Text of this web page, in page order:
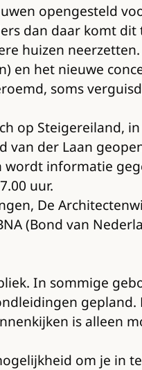
opengesteld
dan daar komt
huizen neerzetten.
en het nieuwe
soms
op Steigereiland,
der Laan
wordt informatie
uur.
De
(Bond van
In sommige
is alleen
om je in